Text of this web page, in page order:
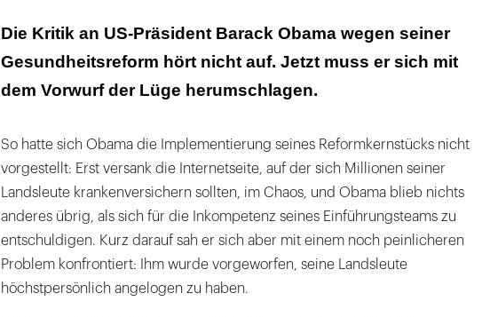
Die Kritik an US-Präsident Barack Obama wegen seiner
Gesundheitsreform hört nicht auf. Jetzt muss er sich mit
dem Vorwurf der Lüge herumschlagen.
So hatte sich Obama die Implementierung seines Reformkernstücks nicht
vorgestellt: Erst versank die Internetseite, auf der sich Millionen seiner
Landsleute krankenversichern sollten, im Chaos, und Obama blieb nichts
anderes übrig, als sich für die Inkompetenz seines Einführungsteams zu
entschuldigen. Kurz darauf sah er sich aber mit einem noch peinlicheren
Problem konfrontiert: Ihm wurde vorgeworfen, seine Landsleute
höchstpersönlich angelogen zu haben.